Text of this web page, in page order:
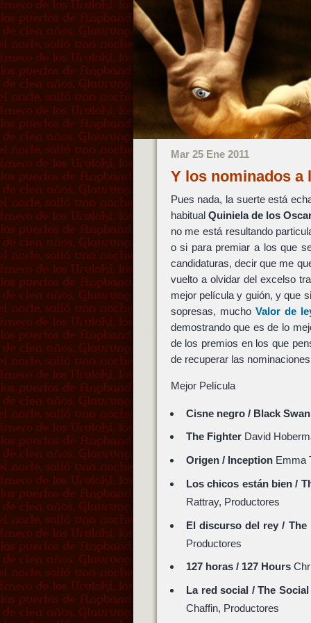
Mar 25 Ene 2011
Y los nominados a
Pues nada, la suerte está
habitual Quiniela de los
no me está resultando
o si para premiar a los que
candidaturas, decir que me
vuelto a olvidar del excelso
mejor película y guión, y que
sopresas, mucho Valor de
demostrando que es de lo
de los premios en los que
de recuperar las
Mejor Película
Cisne negro / Black Swan
The Fighter David
Origen / Inception Emma
Los chicos están bien /
Rattray, Productores
El discurso del rey / The
Productores
127 horas / 127 Hours
La red social / The
Chaffin, Productores